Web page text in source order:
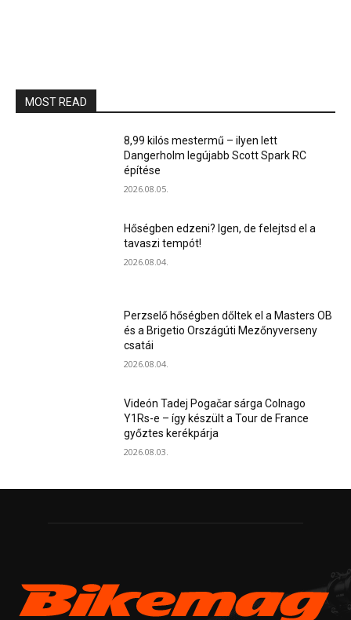
MOST READ
8,99 kilós mestermű – ilyen lett
Dangerholm legújabb Scott Spark RC
építése
2026.08.05.
Hőségben edzeni? Igen, de felejtsd el a
tavaszi tempót!
2026.08.04.
Perzselő hőségben dőltek el a Masters OB
és a Brigetio Országúti Mezőnyverseny
csatái
2026.08.04.
Videón Tadej Pogačar sárga Colnago
Y1Rs-e – így készült a Tour de France
győztes kerékpárja
2026.08.03.